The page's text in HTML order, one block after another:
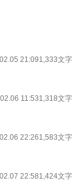
21:091,333文字
11:531,318文字
22:261,583文字
22:581,424文字